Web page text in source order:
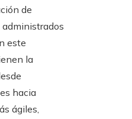
de
este
la
hacia
ágiles,